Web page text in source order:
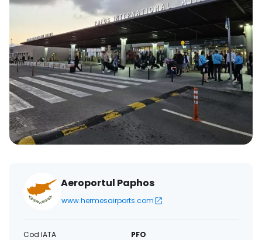
Aeroportul Paphos
www.hermesairports.com
Cod IATA
PFO